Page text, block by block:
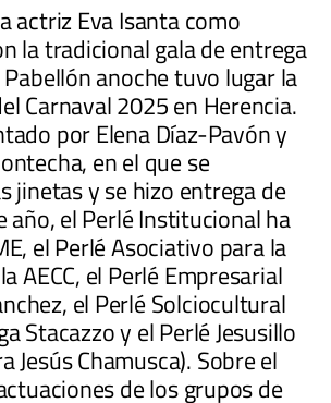
actriz Eva Isanta como
la tradicional gala de entrega
anoche tuvo lugar la
Carnaval 2025 en Herencia.
por Elena Díaz-Pavón y
en el que se
jinetas y se hizo entrega de
año, el Perlé Institucional ha
el Perlé Asociativo para la
AECC, el Perlé Empresarial
el Perlé Solciocultural
Stacazzo y el Perlé Jesusillo
Jesús Chamusca). Sobre el
de los grupos de